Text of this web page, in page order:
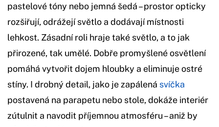
pastelové tóny nebo jemná šedá – prostor opticky
rozšiřují, odrážejí světlo a dodávají místnosti
lehkost. Zásadní roli hraje také světlo, a to jak
přirozené, tak umělé. Dobře promyšlené osvětlení
pomáhá vytvořit dojem hloubky a eliminuje ostré
stíny. I drobný detail, jako je zapálená svíčka
postavená na parapetu nebo stole, dokáže interiér
zútulnit a navodit příjemnou atmosféru – aniž by